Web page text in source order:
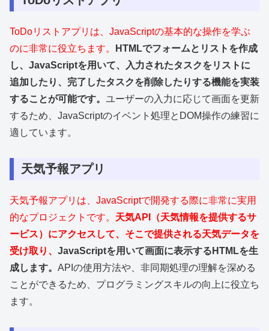
ToDoリストアプリは、JavaScriptの基本的な操作を学ぶ
のに非常に役立ちます。
HTMLでフォームとリストを作成
し、JavaScriptを用いて、入力されたタスクをリストに
追加したり、完了したタスクを削除したりする機能を実装
することが可能です。 ユーザーの入力に応じて画面を更新
するため、JavaScriptのイベント処理とDOM操作の練習に
適しています。
天気予報アプリ
天気予報アプリは、JavaScriptで開発する際に非常に実用
的なプロジェクトです。 天気API（天気情報を提供するサ
ービス）にアクセスして、そこで提供される天気データを
受け取り、 JavaScriptを用いて画面に表示するHTMLを生
成します。 APIの使用方法や、非同期処理の理解を深める
ことができるため、プログラミングスキルの向上に役立ち
ます。